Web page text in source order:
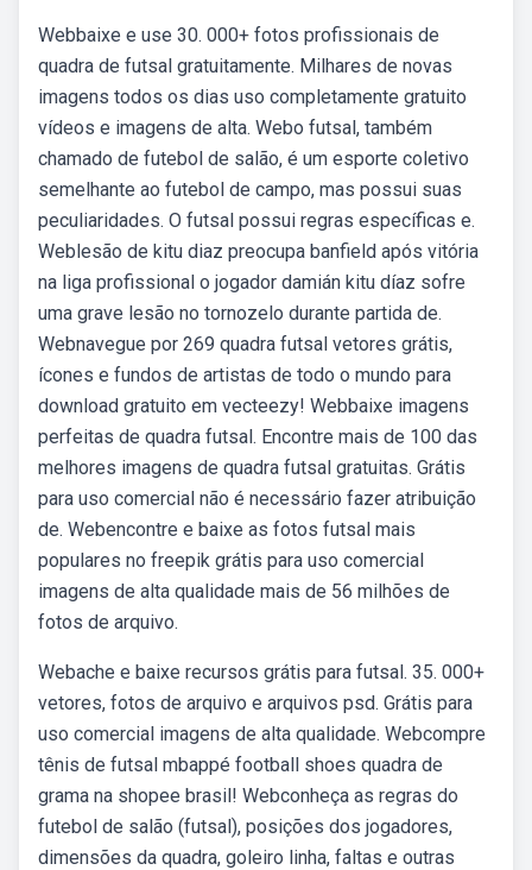
Webbaixe e use 30. 000+ fotos profissionais de
quadra de futsal gratuitamente. Milhares de novas
imagens todos os dias uso completamente gratuito
vídeos e imagens de alta. Webo futsal, também
chamado de futebol de salão, é um esporte coletivo
semelhante ao futebol de campo, mas possui suas
peculiaridades. O futsal possui regras específicas e.
Weblesão de kitu diaz preocupa banfield após vitória
na liga profissional o jogador damián kitu díaz sofre
uma grave lesão no tornozelo durante partida de.
Webnavegue por 269 quadra futsal vetores grátis,
ícones e fundos de artistas de todo o mundo para
download gratuito em vecteezy! Webbaixe imagens
perfeitas de quadra futsal. Encontre mais de 100 das
melhores imagens de quadra futsal gratuitas. Grátis
para uso comercial não é necessário fazer atribuição
de. Webencontre e baixe as fotos futsal mais
populares no freepik grátis para uso comercial
imagens de alta qualidade mais de 56 milhões de
fotos de arquivo.
Webache e baixe recursos grátis para futsal. 35. 000+
vetores, fotos de arquivo e arquivos psd. Grátis para
uso comercial imagens de alta qualidade. Webcompre
tênis de futsal mbappé football shoes quadra de
grama na shopee brasil! Webconheça as regras do
futebol de salão (futsal), posições dos jogadores,
dimensões da quadra, goleiro linha, faltas e outras